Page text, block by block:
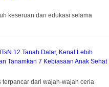
keseruan dan edukasi selama
12 Tanah Datar, Kenal Lebih
Tanamkan 7 Kebiasaan Anak Sehat
terpancar dari wajah-wajah ceria